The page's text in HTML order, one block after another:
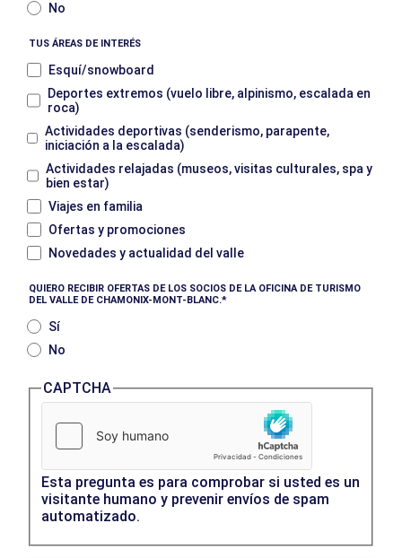
No
TUS ÁREAS DE INTERÉS
Esquí/snowboard
Deportes extremos (vuelo libre, alpinismo, escalada en
roca)
Actividades deportivas (senderismo, parapente,
iniciación a la escalada)
Actividades relajadas (museos, visitas culturales, spa y
bien estar)
Viajes en familia
Ofertas y promociones
Novedades y actualidad del valle
QUIERO RECIBIR OFERTAS DE LOS SOCIOS DE LA OFICINA DE TURISMO
DEL VALLE DE CHAMONIX-MONT-BLANC.
Sí
No
CAPTCHA
Esta pregunta es para comprobar si usted es un
visitante humano y prevenir envíos de spam
automatizado.